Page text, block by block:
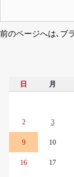
前のページへは､ブ
日 月
2 3
9 10
16 17